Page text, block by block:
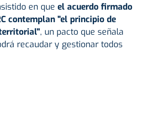
en que el acuerdo firmado
contemplan "el principio de
, un pacto que señala
recaudar y gestionar todos